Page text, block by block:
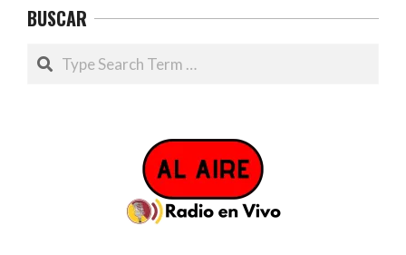
BUSCAR
Search